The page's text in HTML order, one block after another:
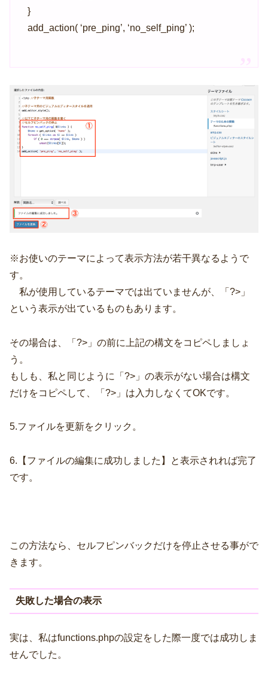
}
add_action( ‘pre_ping’, ‘no_self_ping’ );
※お使いのテーマによって表示方法が若干異なるようで
す。
私が使用しているテーマでは出ていませんが、「?>」
という表示が出ているものもあります。
その場合は、「?>」の前に上記の構文をコピペしましょ
う。
もしも、私と同じように「?>」の表示がない場合は構文
だけをコピペして、「?>」は入力しなくてOKです。
5.ファイルを更新をクリック。
6.【ファイルの編集に成功しました】と表示されれば完了
です。
この方法なら、セルフピンバックだけを停止させる事がで
きます。
失敗した場合の表示
実は、私はfunctions.phpの設定をした際一度では成功しま
せんでした。